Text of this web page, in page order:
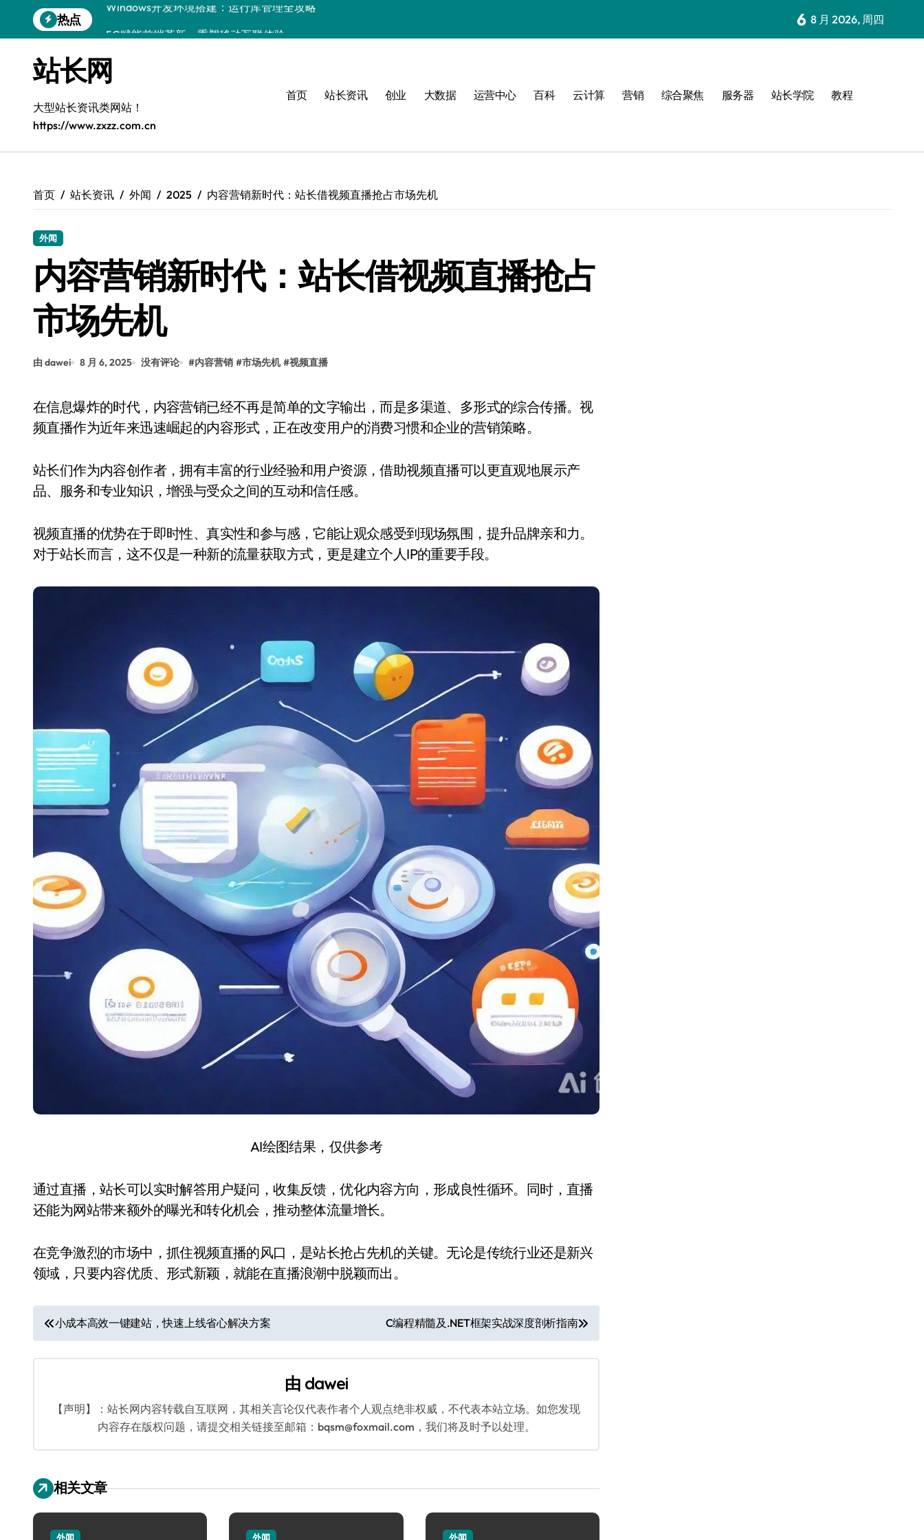
到
热点
计算机视觉索引漏洞深度剖析与修复
弹性计算重塑云架构：降本增效实战指南
驭5G之速，铸iOS移动互联新标杆
弹性计算赋能客户端云架构优化
优化系统容器运维：高效编排提升客户体验
6 8 月 2026, 周四
站长网
大型站长资讯类网站！
https://www.zxzz.com.cn
首页 站长资讯 创业 大数据 运营中心 百科 云计算 营销 综合聚焦 服务器 站长学院 教程
首页 站长资讯 外闻 2025 内容营销新时代：站长借视频直播抢占市场先机
外闻
内容营销新时代：站长借视频直播抢占
市场先机
由 dawei 8 月 6, 2025 没有评论 #内容营销 #市场先机 #视频直播
在信息爆炸的时代，内容营销已经不再是简单的文字输出，而是多渠道、多形式的综合传播。视
频直播作为近年来迅速崛起的内容形式，正在改变用户的消费习惯和企业的营销策略。
站长们作为内容创作者，拥有丰富的行业经验和用户资源，借助视频直播可以更直观地展示产
品、服务和专业知识，增强与受众之间的互动和信任感。
视频直播的优势在于即时性、真实性和参与感，它能让观众感受到现场氛围，提升品牌亲和力。
对于站长而言，这不仅是一种新的流量获取方式，更是建立个人IP的重要手段。
AI绘图结果，仅供参考
通过直播，站长可以实时解答用户疑问，收集反馈，优化内容方向，形成良性循环。同时，直播
还能为网站带来额外的曝光和转化机会，推动整体流量增长。
在竞争激烈的市场中，抓住视频直播的风口，是站长抢占先机的关键。无论是传统行业还是新兴
领域，只要内容优质、形式新颖，就能在直播浪潮中脱颖而出。
文
章
小成本高效一键建站，快速上线省心解决方案 C编程精髓及.NET框架实战深度剖析指南
由 dawei
【声明】：站长网内容转载自互联网，其相关言论仅代表作者个人观点绝非权威，不代表本站立场。如您发现
内容存在版权问题，请提交相关链接至邮箱：bqsm@foxmail.com，我们将及时予以处理。
相关文章
外闻 外闻 外闻